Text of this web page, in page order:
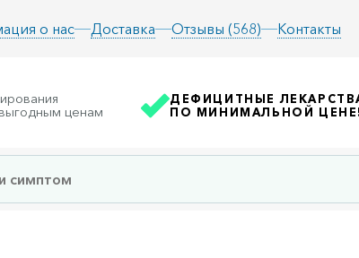
о нас Доставка Отзывы (568) Контакты
ценам
ДЕФИЦИТНЫЕ
ПО МИНИМАЛЬНОЙ ЦЕНЕ!